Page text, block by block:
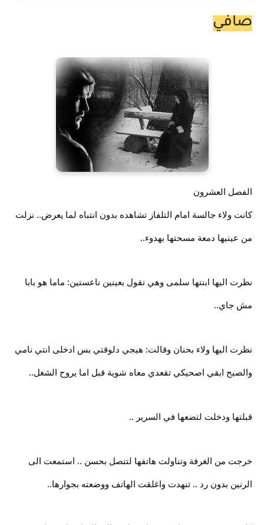
صافي
الفصل العشرون
كانت ولاء جالسة امام التلفاز تشاهده بدون انتباه لما يعرض.. نزلت
من عينيها دمعة مسحتها بهدوء..
نظرت اليها ابنتها سلمى وهي تقول بعينين ناعستين: ماما هو بابا
مش جاي..
نظرت اليها ولاء بحنان وقالت: هيجي دلوقتي بس ادخلى انتي نامي
والصبح ابقي اصحيكي تقعدي معاه شوية قبل اما يروح الشغل..
قبلتها ودخلت لتضعها في السرير ..
خرجت من الغرفة وتناولت هاتفها لتتصل بحسن .. استمعت الى
الرنين بدون رد .. تنهدت واغلقت الهاتف ووضعته بجوارها..